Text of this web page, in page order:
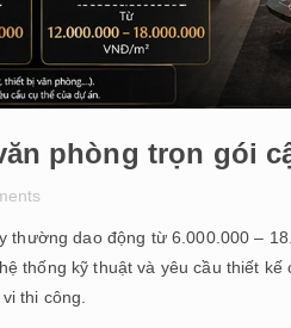
phòng trọn gói
thường dao động từ 6.000.000 –
thống kỹ thuật và yêu cầu thiết
thi công.